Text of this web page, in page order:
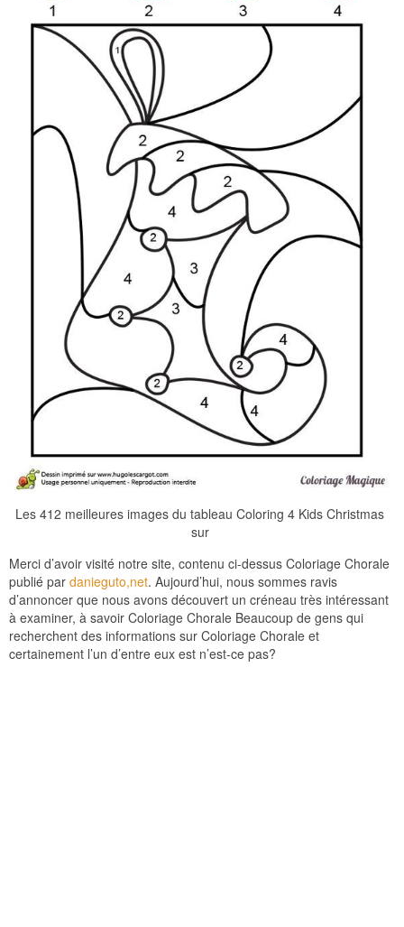
Les 412 meilleures images du tableau Coloring 4 Kids Christmas
sur
Merci d’avoir visité notre site, contenu ci-dessus Coloriage Chorale
publié par danieguto,net. Aujourd’hui, nous sommes ravis
d’annoncer que nous avons découvert un créneau très intéressant
à examiner, à savoir Coloriage Chorale Beaucoup de gens qui
recherchent des informations sur Coloriage Chorale et
certainement l’un d’entre eux est n’est-ce pas?